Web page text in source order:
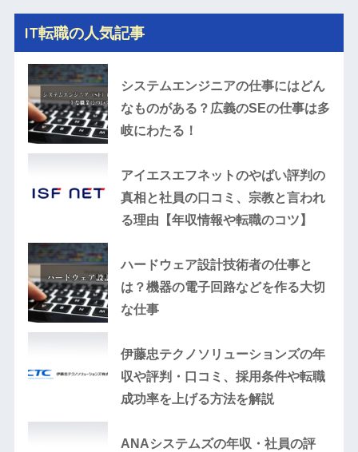
IT転職の人気記事
システムエンジニアの仕事にはどん
なものがある？広義のSEの仕事は多
岐にわたる！
アイエスエフネットのやばい評判の
真相と社員の口コミ、宗教と言われ
る理由【年収情報や転職のコツ】
ハードウェア設計技術者の仕事と
は？機器の電子回路などを作る大切
な仕事
伊藤忠テクノソリューションズの年
収や評判・口コミ、採用条件や転職
成功率を上げる方法を解説
ANAシステムズの年収・社員の評